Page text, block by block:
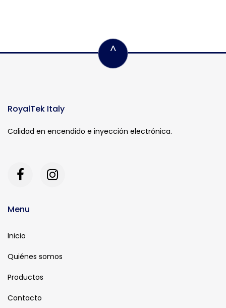
^
RoyalTek Italy
Calidad en encendido e inyección electrónica.
Menu
Inicio
Quiénes somos
Productos
Contacto